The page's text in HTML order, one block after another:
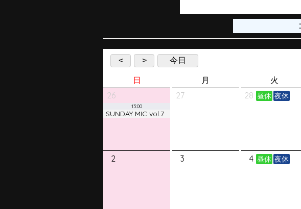
< > 今日
日 月 火
26
13:00
SUNDAY MIC vol.7
27 28 昼休 夜休
2 3 4 昼休 夜休